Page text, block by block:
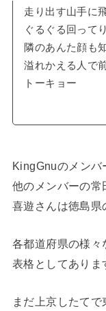
走り出す山手に
ぐるぐる回って
隣のあんた顔も
溢れかえる人で
トーキョー
KingGnuのメンバ
他のメンバーの
喜遊さんは徳島県
各都道府県の様
表格としてありま
まだ上京したて